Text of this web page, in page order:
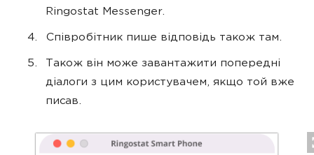
Ringostat Messenger.
Співробітник пише відповідь також там.
Також він може завантажити попередні
діалоги з цим користувачем, якщо той вже
писав.